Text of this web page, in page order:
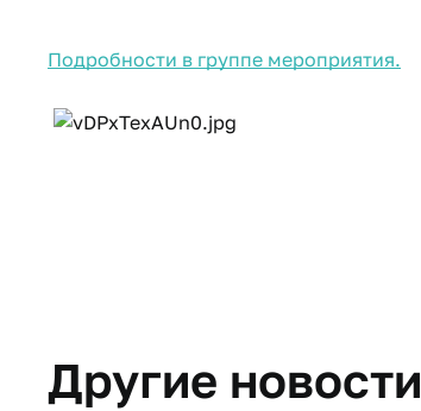
Подробности в группе мероприятия.
Другие новости